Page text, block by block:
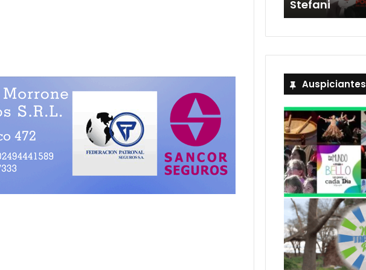
Stefani
Auspiciantes